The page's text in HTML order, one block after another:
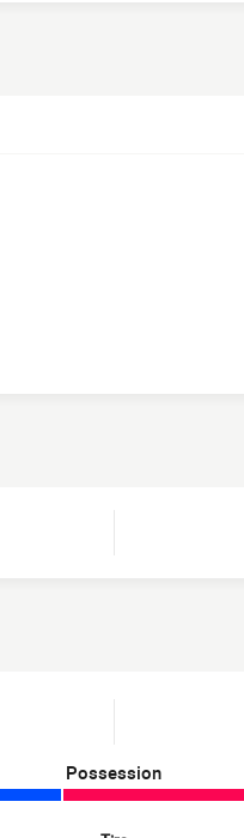
Possession